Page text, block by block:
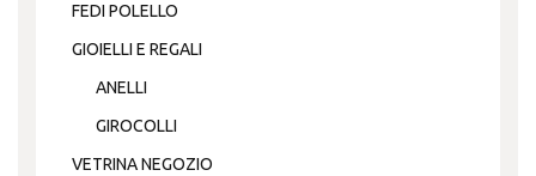
FEDI POLELLO
GIOIELLI E REGALI
ANELLI
GIROCOLLI
VETRINA NEGOZIO